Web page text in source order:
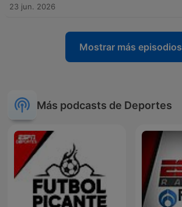
23 jun. 2026
Mostrar más episodios
Más podcasts de Deportes